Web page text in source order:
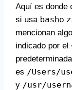
Aquí es donde
si usa basho
mencionan
indicado por el
es /Users/
y /usr/